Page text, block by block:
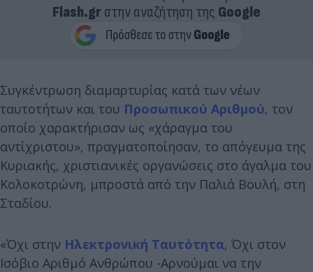
Flash.grστην αναζήτηση της Google
Συγκέντρωση διαμαρτυρίας κατά των νέων
ταυτοτήτων και του Προσωπικού Αριθμού, τον
οποίο χαρακτήρισαν ως «χάραγμα του
αντίχριστου», πραγματοποίησαν, το απόγευμα της
Κυριακής, χριστιανικές οργανώσεις στο άγαλμα του
Κολοκοτρώνη, μπροστά από την Παλιά Βουλή, στη
Σταδίου.
«Όχι στην Ηλεκτρονική Ταυτότητα, Όχι στον
Ισόβιο Αριθμό Ανθρώπου -Αρνούμαι να την